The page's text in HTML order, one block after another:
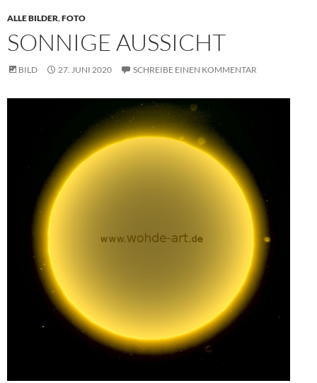
ALLE BILDER,FOTO
SONNIGE AUSSICHT
BILD 27. JUNI 2020 SCHREIBE EINEN KOMMENTAR